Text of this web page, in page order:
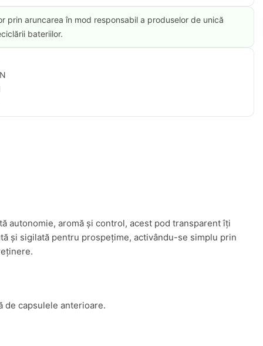
prin aruncarea în mod responsabil a produselor de unică
bateriilor.
autonomie, aromă și control, acest pod transparent îți
și sigilată pentru prospețime, activându-se simplu prin
de capsulele anterioare.